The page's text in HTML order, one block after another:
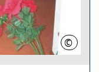
© LHH